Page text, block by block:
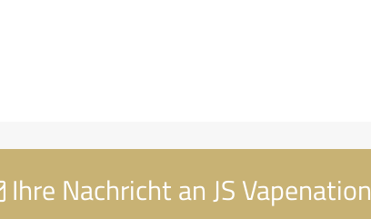
Ihre Nachricht an JS Vapenation